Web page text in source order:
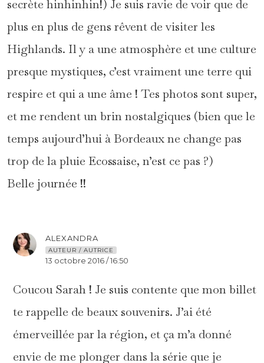
secrète hinhinhin!) Je suis ravie de voir que de
plus en plus de gens rêvent de visiter les
Highlands. Il y a une atmosphère et une culture
presque mystiques, c’est vraiment une terre qui
respire et qui a une âme ! Tes photos sont super,
et me rendent un brin nostalgiques (bien que le
temps aujourd’hui à Bordeaux ne change pas
trop de la pluie Ecossaise, n’est ce pas ?)
Belle journée !!
ALEXANDRA
AUTEUR / AUTRICE
13 octobre 2016 / 16:50
Coucou Sarah ! Je suis contente que mon billet
te rappelle de beaux souvenirs. J’ai été
émerveillée par la région, et ça m’a donné
envie de me plonger dans la série que je